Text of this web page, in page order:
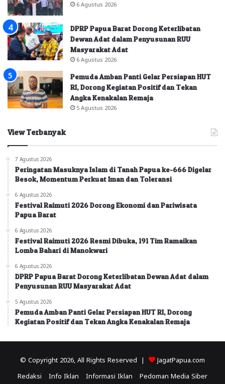
6 Agustus 2026
DPRP Papua Barat Dorong Keterlibatan
Dewan Adat dalam Penyusunan RUU
Masyarakat Adat
6 Agustus 2026
Pemuda Amban Panti Gelar Persiapan HUT
RI, Dorong Kegiatan Positif dan Tekan
Angka Kenakalan Remaja
5 Agustus 2026
View Terbanyak
7 Agustus 2026
Peringatan Masuknya Islam di Tanah Papua ke-666 Digelar
Besok, Momentum Perkuat Iman dan Toleransi
6 Agustus 2026
Festival Raimuti 2026 Dorong Ekonomi dan Pariwisata
Papua Barat
6 Agustus 2026
Festival Raimuti 2026 Resmi Dibuka, 191 Tim Ramaikan
Lomba Bahari di Manokwari
6 Agustus 2026
DPRP Papua Barat Dorong Keterlibatan Dewan Adat dalam
Penyusunan RUU Masyarakat Adat
5 Agustus 2026
Pemuda Amban Panti Gelar Persiapan HUT RI, Dorong
Kegiatan Positif dan Tekan Angka Kenakalan Remaja
© Copyright 2026, All Rights Reserved | JagatPapua.com
Redaksi Info Iklan Informasi Iklan Pedoman Media Siber